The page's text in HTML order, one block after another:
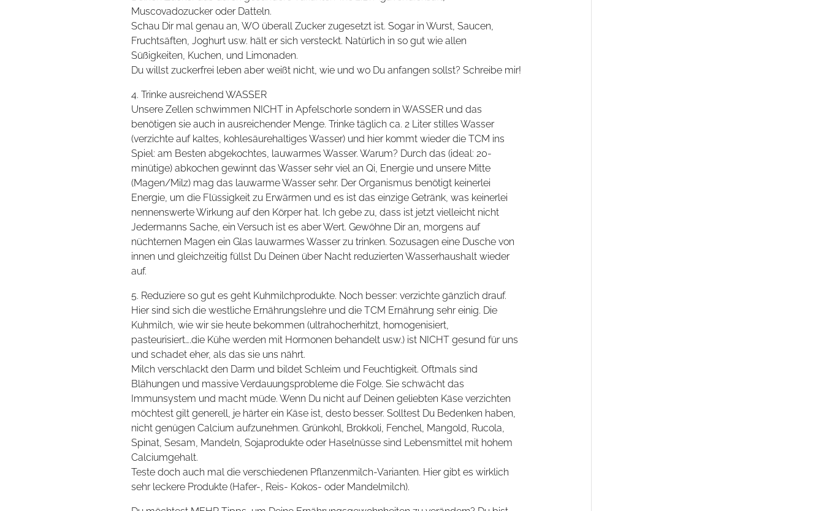
Muscovadozucker oder Datteln.
Schau Dir mal genau an, WO überall Zucker zugesetzt ist. Sogar in Wurst, Saucen,
Fruchtsäften, Joghurt usw. hält er sich versteckt. Natürlich in so gut wie allen
Süßigkeiten, Kuchen, und Limonaden.
Du willst zuckerfrei leben aber weißt nicht, wie und wo Du anfangen sollst? Schreibe mir!
4. Trinke ausreichend WASSER
Unsere Zellen schwimmen NICHT in Apfelschorle sondern in WASSER und das
benötigen sie auch in ausreichender Menge. Trinke täglich ca. 2 Liter stilles Wasser
(verzichte auf kaltes, kohlesäurehaltiges Wasser) und hier kommt wieder die TCM ins
Spiel: am Besten abgekochtes, lauwarmes Wasser. Warum? Durch das (ideal: 20-
minütige) abkochen gewinnt das Wasser sehr viel an Qi, Energie und unsere Mitte
(Magen/Milz) mag das lauwarme Wasser sehr. Der Organismus benötigt keinerlei
Energie, um die Flüssigkeit zu Erwärmen und es ist das einzige Getränk, was keinerlei
nennenswerte Wirkung auf den Körper hat. Ich gebe zu, dass ist jetzt vielleicht nicht
Jedermanns Sache, ein Versuch ist es aber Wert. Gewöhne Dir an, morgens auf
nüchternen Magen ein Glas lauwarmes Wasser zu trinken. Sozusagen eine Dusche von
innen und gleichzeitig füllst Du Deinen über Nacht reduzierten Wasserhaushalt wieder
auf.
5. Reduziere so gut es geht Kuhmilchprodukte. Noch besser: verzichte gänzlich drauf.
Hier sind sich die westliche Ernährungslehre und die TCM Ernährung sehr einig. Die
Kuhmilch, wie wir sie heute bekommen (ultrahocherhitzt, homogenisiert,
pasteurisiert….die Kühe werden mit Hormonen behandelt usw.) ist NICHT gesund für uns
und schadet eher, als das sie uns nährt.
Milch verschlackt den Darm und bildet Schleim und Feuchtigkeit. Oftmals sind
Blähungen und massive Verdauungsprobleme die Folge. Sie schwächt das
Immunsystem und macht müde. Wenn Du nicht auf Deinen geliebten Käse verzichten
möchtest gilt generell, je härter ein Käse ist, desto besser. Solltest Du Bedenken haben,
nicht genügen Calcium aufzunehmen. Grünkohl, Brokkoli, Fenchel, Mangold, Rucola,
Spinat, Sesam, Mandeln, Sojaprodukte oder Haselnüsse sind Lebensmittel mit hohem
Calciumgehalt.
Teste doch auch mal die verschiedenen Pflanzenmilch-Varianten. Hier gibt es wirklich
sehr leckere Produkte (Hafer-, Reis- Kokos- oder Mandelmilch).